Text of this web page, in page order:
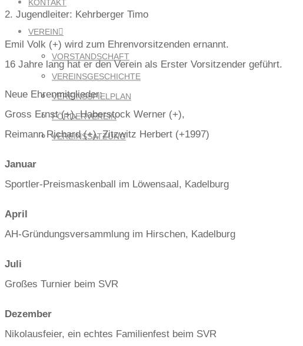
KONTAKT
VEREIN
VORSTANDSCHAFT
VEREINSGESCHICHTE
VEREINSSPIELPLAN
FÖRDERVEREIN
VEREINSSATZUNG
2. Jugendleiter: Kehrberger Timo
Emil Volk (+) wird zum Ehrenvorsitzenden ernannt.
16 Jahre lang hat er den Verein als Erster Vorsitzender geführt.
Neue Ehrenmitglieder:
Gross Ernst (+), Haberstock Werner (+),
Reimann Richard (+), Zitzwitz Herbert (+1997)
Januar
Sportler-Preismaskenball im Löwensaal, Kadelburg
April
AH-Gründungsversammlung im Hirschen, Kadelburg
Juli
Großes Turnier beim SVR
Dezember
Nikolausfeier, ein echtes Familienfest beim SVR